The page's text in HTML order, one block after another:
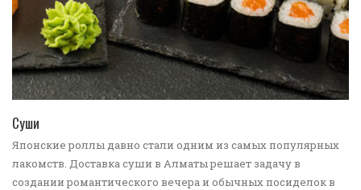
Суши
Японские роллы давно стали одним из самых популярных
лакомств. Доставка суши в Алматы решает задачу в
создании романтического вечера и обычных посиделок в